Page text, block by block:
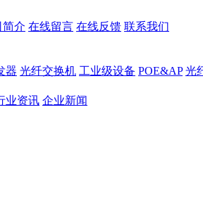
简介 在线留言 在线反馈 联系我们
器 光纤交换机 工业级设备 POE&AP 光
业资讯 企业新闻